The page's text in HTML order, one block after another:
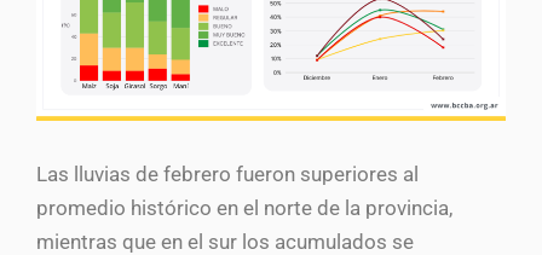
Las lluvias de febrero fueron superiores al
promedio histórico en el norte de la provincia,
mientras que en el sur los acumulados se